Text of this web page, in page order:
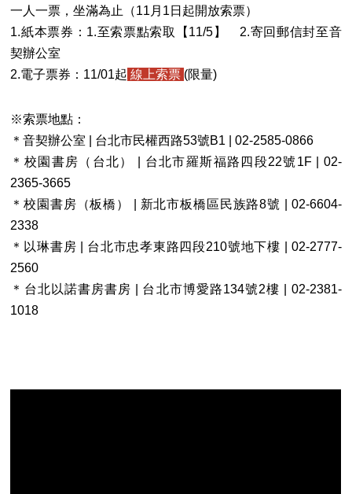
一人一票，坐滿為止（11月1日起開放索票）
1.紙本票券：1.至索票點索取【11/5】 2.寄回郵信封至音
契辦公室
2.電子票券：11/01起 線上索票 (限量)
※索票地點：
＊音契辦公室 | 台北市民權西路53號B1 | 02-2585-0866
＊校園書房（台北） | 台北市羅斯福路四段22號1F | 02-
2365-3665
＊校園書房（板橋） | 新北市板橋區民族路8號 | 02-6604-
2338
＊以琳書房 | 台北市忠孝東路四段210號地下樓 | 02-2777-
2560
＊台北以諾書房書房 | 台北市博愛路134號2樓 | 02-2381-
1018